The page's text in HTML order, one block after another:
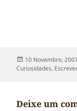
Publicado
a
10 Novembro,
Curiosidades, Escrever
Deixe um